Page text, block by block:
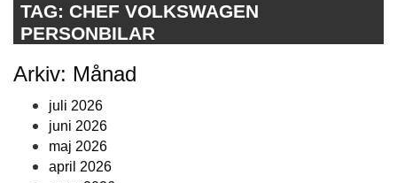
TAG: CHEF VOLKSWAGEN
PERSONBILAR
Arkiv: Månad
juli 2026
juni 2026
maj 2026
april 2026